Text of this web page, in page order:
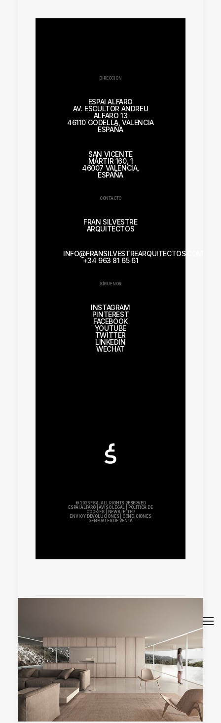
DIRECCIÓN
ESPAI ALFARO
AV. ESCULTOR ANDREU
ALFARO 13
46110 GODELLA, VALENCIA
ESPAÑA
SAN VICENTE
MÁRTIR 160, 1
46007 VALENCIA,
ESPAÑA
CONTACTO
FRAN SILVESTRE
ARQUITECTOS
INFO@FRANSILVESTREARQUITECTOS.COM
+34 963 81 65 61
SÍGUENOS
INSTAGRAM
PINTEREST
FACEBOOK
YOUTUBE
TWITTER
LINKEDIN
WECHAT
© 2023 FSA. ALL RIGHTS RESERVED
ESPAI ALFARO |AVISO LEGAL
POLÍTICA DE
COOKIES
NEWSLETTER
ENVÍO Y DEVOLUCIONES|
CONDICIONES
GENERALES DE VENTA